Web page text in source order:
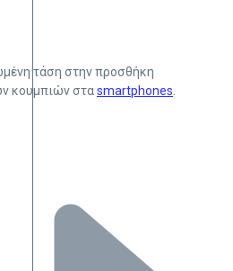
τάση στην προσθήκη
κουμπιών σταsmartphones.